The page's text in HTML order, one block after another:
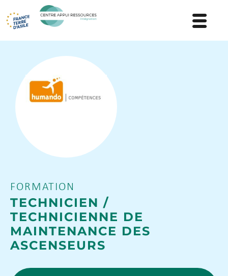
FORMATION
TECHNICIEN /
TECHNICIENNE DE
MAINTENANCE DES
ASCENSEURS